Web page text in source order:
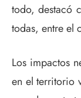
todo, destacó
todas, entre el
Los impactos
en el territorio